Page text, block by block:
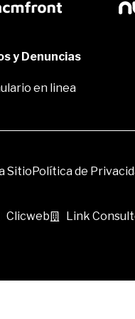
y Denuncias
en linea
Sitio Política de
Clicweb Link